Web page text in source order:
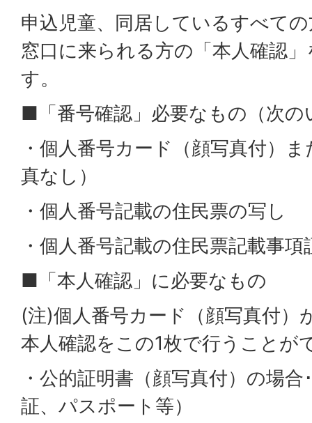
申込児童、同居しているすべて
窓口に来られる方の「本人確認
す。
■「番号確認」必要なもの（次の
・個人番号カード（顔写真付）
真なし）
・個人番号記載の住民票の写し
・個人番号記載の住民票記載事項
■「本人確認」に必要なもの
(注)個人番号カード（顔写真付）
本人確認をこの1枚で行うことが
・公的証明書（顔写真付）の場
証、パスポート等）